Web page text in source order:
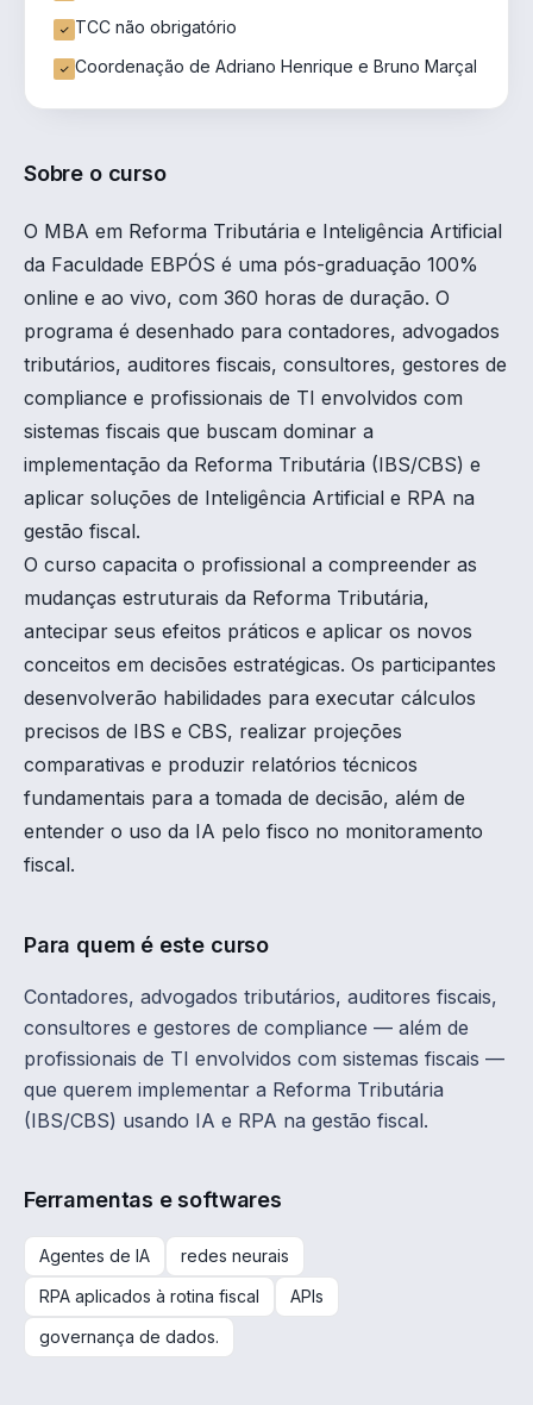
TCC não obrigatório
Coordenação de Adriano Henrique e Bruno Marçal
Sobre o curso
O MBA em Reforma Tributária e Inteligência Artificial
da Faculdade EBPÓS é uma pós-graduação 100%
online e ao vivo, com 360 horas de duração. O
programa é desenhado para contadores, advogados
tributários, auditores fiscais, consultores, gestores de
compliance e profissionais de TI envolvidos com
sistemas fiscais que buscam dominar a
implementação da Reforma Tributária (IBS/CBS) e
aplicar soluções de Inteligência Artificial e RPA na
gestão fiscal.
O curso capacita o profissional a compreender as
mudanças estruturais da Reforma Tributária,
antecipar seus efeitos práticos e aplicar os novos
conceitos em decisões estratégicas. Os participantes
desenvolverão habilidades para executar cálculos
precisos de IBS e CBS, realizar projeções
comparativas e produzir relatórios técnicos
fundamentais para a tomada de decisão, além de
entender o uso da IA pelo fisco no monitoramento
fiscal.
Para quem é este curso
Contadores, advogados tributários, auditores fiscais,
consultores e gestores de compliance — além de
profissionais de TI envolvidos com sistemas fiscais —
que querem implementar a Reforma Tributária
(IBS/CBS) usando IA e RPA na gestão fiscal.
Ferramentas e softwares
Agentes de IA
redes neurais
RPA aplicados à rotina fiscal
APIs
governança de dados.